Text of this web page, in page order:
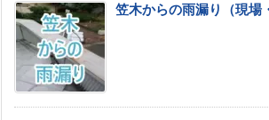
笠木からの雨漏り（現場